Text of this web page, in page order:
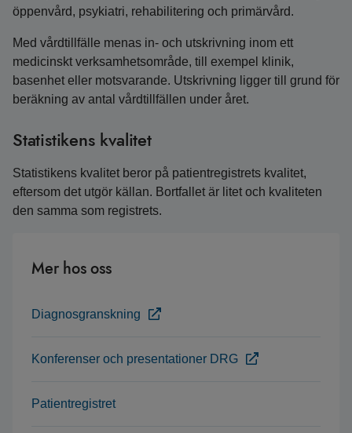
öppenvård, psykiatri, rehabilitering och primärvård.
Med vårdtillfälle menas in- och utskrivning inom ett
medicinskt verksamhetsområde, till exempel klinik,
basenhet eller motsvarande. Utskrivning ligger till grund för
beräkning av antal vårdtillfällen under året.
Statistikens kvalitet
Statistikens kvalitet beror på patientregistrets kvalitet,
eftersom det utgör källan. Bortfallet är litet och kvaliteten
den samma som registrets.
Mer hos oss
Diagnosgranskning
Konferenser och presentationer DRG
Patientregistret